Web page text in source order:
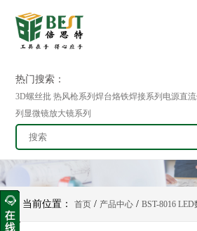
热门搜索：
3D螺丝批 热风枪系列焊台烙铁焊接系列电源直
列显微镜放大镜系列
当前位置：首页 / 产品中心 /BST-8016